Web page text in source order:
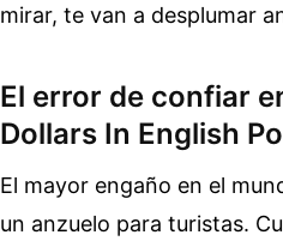
mirar, te van a desplumar
El error de confiar
Dollars In English
El mayor engaño en el
un anzuelo para turistas.